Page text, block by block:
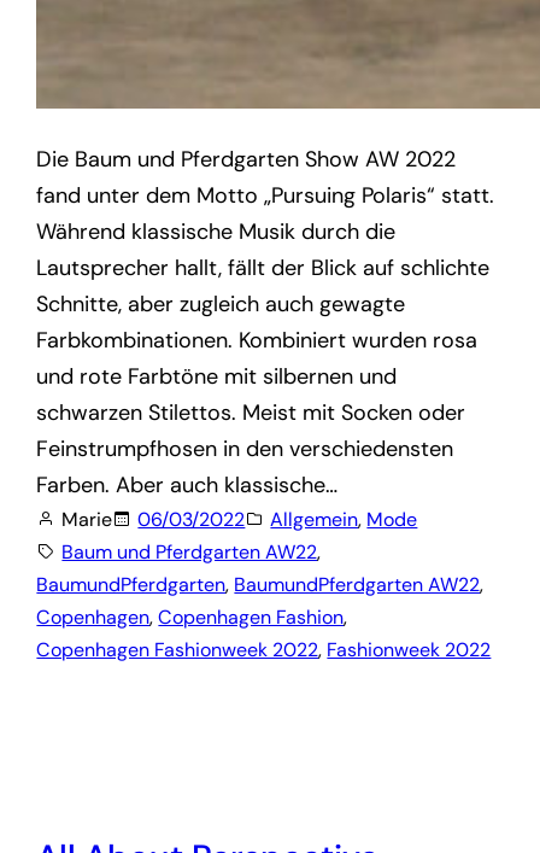
Die Baum und Pferdgarten Show AW 2022
fand unter dem Motto „Pursuing Polaris“ statt.
Während klassische Musik durch die
Lautsprecher hallt, fällt der Blick auf schlichte
Schnitte, aber zugleich auch gewagte
Farbkombinationen. Kombiniert wurden rosa
und rote Farbtöne mit silbernen und
schwarzen Stilettos. Meist mit Socken oder
Feinstrumpfhosen in den verschiedensten
Farben. Aber auch klassische…
Marie 06/03/2022 Allgemein, Mode
Baum und Pferdgarten AW22,
BaumundPferdgarten, BaumundPferdgarten AW22,
Copenhagen, Copenhagen Fashion,
Copenhagen Fashionweek 2022, Fashionweek 2022